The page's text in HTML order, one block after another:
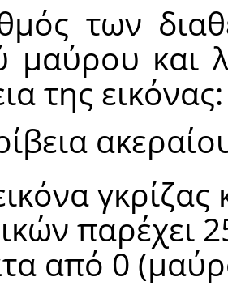
των
μαύρου και
της εικόνας:
παρέχει
από 0